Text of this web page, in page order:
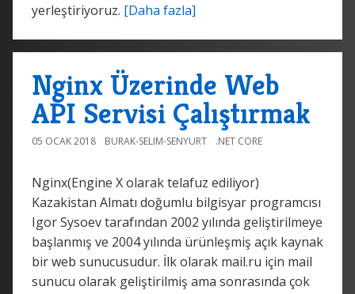
yerleştiriyoruz. [Daha fazla]
Nginx Üzerinde Web
API Servisi Çalıştırmak
05 OCAK 2018 BURAK-SELIM-SENYURT .NET CORE
Nginx(Engine X olarak telafuz ediliyor)
Kazakistan Almatı doğumlu bilgisyar programcısı
Igor Sysoev tarafından 2002 yılında geliştirilmeye
başlanmış ve 2004 yılında ürünleşmiş açık kaynak
bir web sunucusudur. İlk olarak mail.ru için mail
sunucu olarak geliştirilmiş ama sonrasında çok